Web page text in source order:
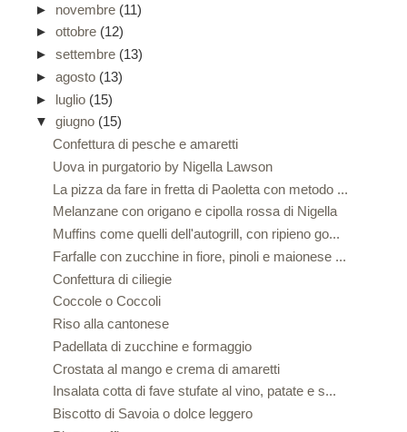
► novembre (11)
► ottobre (12)
► settembre (13)
► agosto (13)
► luglio (15)
▼ giugno (15)
Confettura di pesche e amaretti
Uova in purgatorio by Nigella Lawson
La pizza da fare in fretta di Paoletta con metodo ...
Melanzane con origano e cipolla rossa di Nigella
Muffins come quelli dell'autogrill, con ripieno go...
Farfalle con zucchine in fiore, pinoli e maionese ...
Confettura di ciliegie
Coccole o Coccoli
Riso alla cantonese
Padellata di zucchine e formaggio
Crostata al mango e crema di amaretti
Insalata cotta di fave stufate al vino, patate e s...
Biscotto di Savoia o dolce leggero